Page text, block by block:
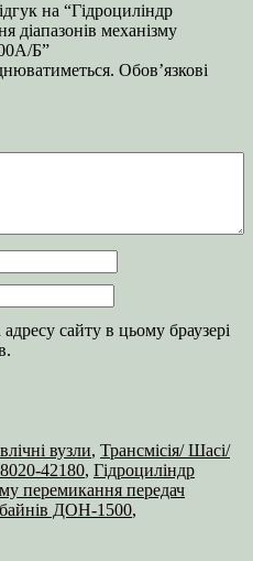
на “Гідроциліндр
механізму
Б”
Обов’язкові
сайту в цьому браузері
вузли, Трансмісія/ Шасі/
42180, Гідроциліндр
перемикання передач
ДОН-1500,